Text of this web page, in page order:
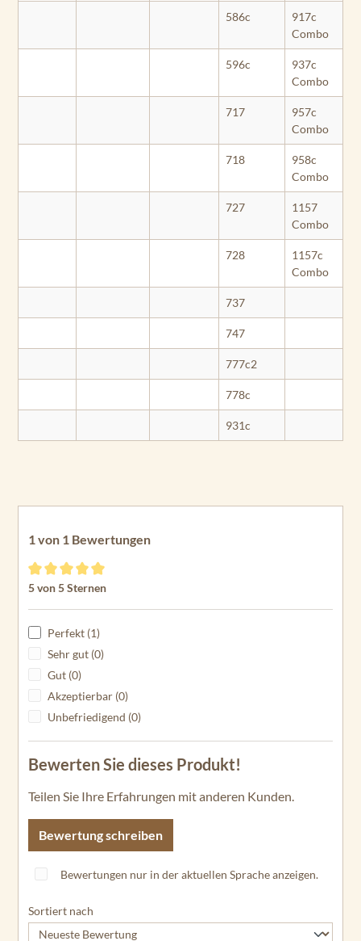
586c
917c
Combo
596c
937c
Combo
717
957c
Combo
718
958c
Combo
727
1157
Combo
728
1157c
Combo
737
747
777c2
778c
931c
1 von 1 Bewertungen
Durchschnittliche Bewertung von 5 von 5 Sternen
5 von 5 Sternen
Perfekt (1)
Sehr gut (0)
Gut (0)
Akzeptierbar (0)
Unbefriedigend (0)
Bewerten Sie dieses Produkt!
Teilen Sie Ihre Erfahrungen mit anderen Kunden.
Bewertung schreiben
Bewertungen nur in der aktuellen Sprache anzeigen.
Sortiert nach